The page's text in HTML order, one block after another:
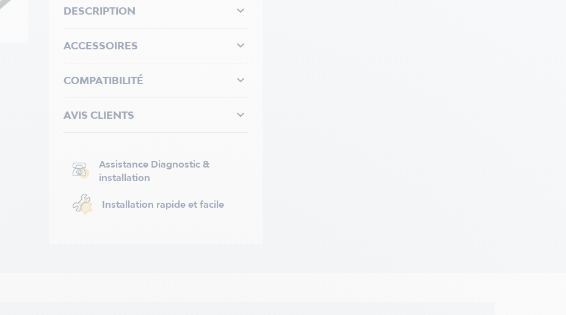
DESCRIPTION 
ACCESSOIRES 
COMPATIBILITÉ 
AVIS CLIENTS 
Assistance Diagnostic &
installation
Installation rapide et facile